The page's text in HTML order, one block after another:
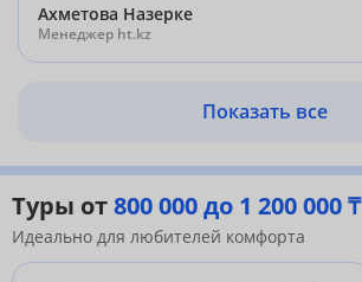
Ахметова Назерке
Менеджер ht.kz
Показать все
Туры от800 000 до 1 200 000 ₸
Идеально для любителей комфорта